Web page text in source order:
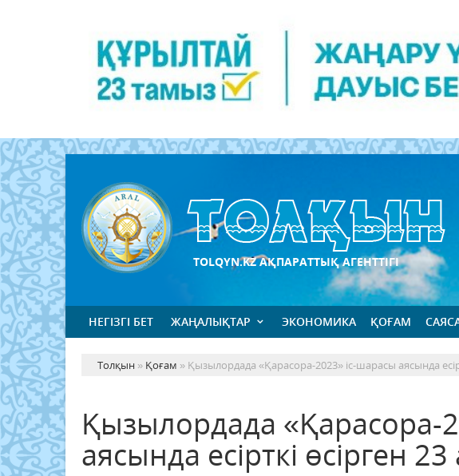
TOLQYN.KZ АҚПАРАТТЫҚ АГЕНТТІГІ
НЕГІЗГІ БЕТ ЖАҢАЛЫҚТАР ЭКОНОМИКА ҚОҒАМ
Толқын » Қоғам » Қызылордада «Қарасора-2023» іс-шарасы аясында
Қызылордада «Қарасора-
аясында есірткі өсірген